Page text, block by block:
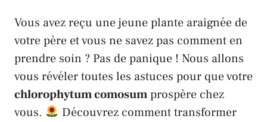
Vous avez reçu une jeune plante araignée de
votre père et vous ne savez pas comment en
prendre soin ? Pas de panique ! Nous allons
vous révéler toutes les astuces pour que votre
chlorophytum comosumprospère chez
vous.
Découvrez comment transformer